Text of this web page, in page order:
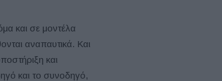
και σε μοντέλα
αναπαυτικά. Και
και
και το συνοδηγό,